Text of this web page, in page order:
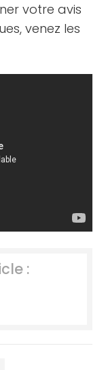
votre avis
venez les
: